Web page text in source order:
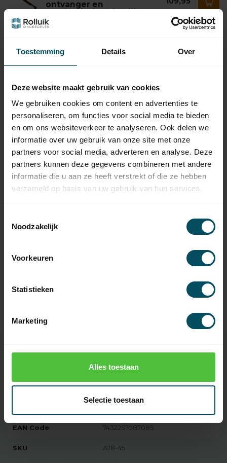
Toestemming Details Over
Deze website maakt gebruik van cookies
We gebruiken cookies om content en advertenties te
personaliseren, om functies voor social media te bieden
en om ons websiteverkeer te analyseren. Ook delen we
informatie over uw gebruik van onze site met onze
partners voor social media, adverteren en analyse. Deze
partners kunnen deze gegevens combineren met andere
informatie die u aan ze heeft verstrekt of die ze hebben
verzameld op basis van uw gebruik van hun services.
Noodzakelijk
Voorkeuren
Statistieken
Marketing
Alles toestaan
Selectie toestaan
ontvanger en
mechanische afstelling
Op voorraad
BREL
Brel MS35 buismotor met
mechanische afstelling
BREL
Brel MEV45 buismotor met
ontvanger en
elektronische afstelling
Niet op voorraad
124,95
99,95
BREL
Brel MR45 buismotor met
mono-directionele
ontvanger en mechanische
afstelling
99,95
Op voorraad
BREL
Specificaties
EAN Code 7432257087085
SKU A78-45